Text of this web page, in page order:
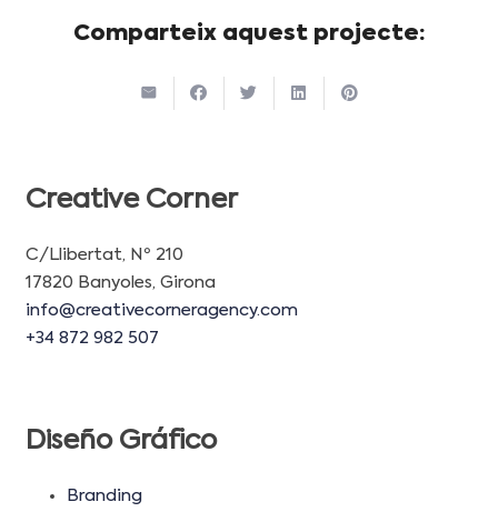
Comparteix aquest projecte:
Creative Corner
C/Llibertat, Nº 210
17820 Banyoles, Girona
info@creativecorneragency.com
+34 872 982 507
Diseño Gráfico
Branding